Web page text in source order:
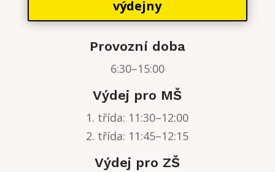
výdejny
Provozní doba
6:30–15:00
Výdej pro MŠ
1. třída: 11:30–12:00
2. třída: 11:45–12:15
Výdej pro ZŠ